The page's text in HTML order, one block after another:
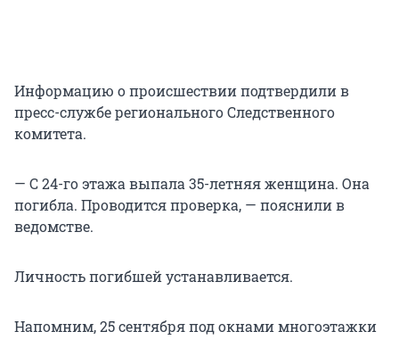
Информацию о происшествии подтвердили в
пресс-службе регионального Следственного
комитета.
— С 24-го этажа выпала 35-летняя женщина. Она
погибла. Проводится проверка, — пояснили в
ведомстве.
Личность погибшей устанавливается.
Напомним, 25 сентября под окнами многоэтажки